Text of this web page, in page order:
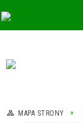
MAPA STRONY